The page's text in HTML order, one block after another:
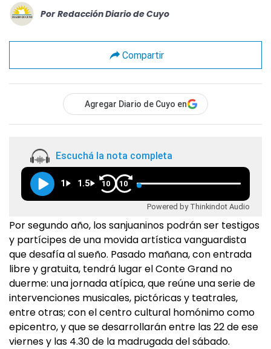
Por Redacción Diario de Cuyo
Compartir
Agregar Diario de Cuyo en
Escuchá la nota completa
1 1.5 10 10
Powered by Thinkindot Audio
Por segundo año, los sanjuaninos podrán ser testigos
y partícipes de una movida artística vanguardista
que desafía al sueño. Pasado mañana, con entrada
libre y gratuita, tendrá lugar el Conte Grand no
duerme: una jornada atípica, que reúne una serie de
intervenciones musicales, pictóricas y teatrales,
entre otras; con el centro cultural homónimo como
epicentro, y que se desarrollarán entre las 22 de ese
viernes y las 4.30 de la madrugada del sábado.